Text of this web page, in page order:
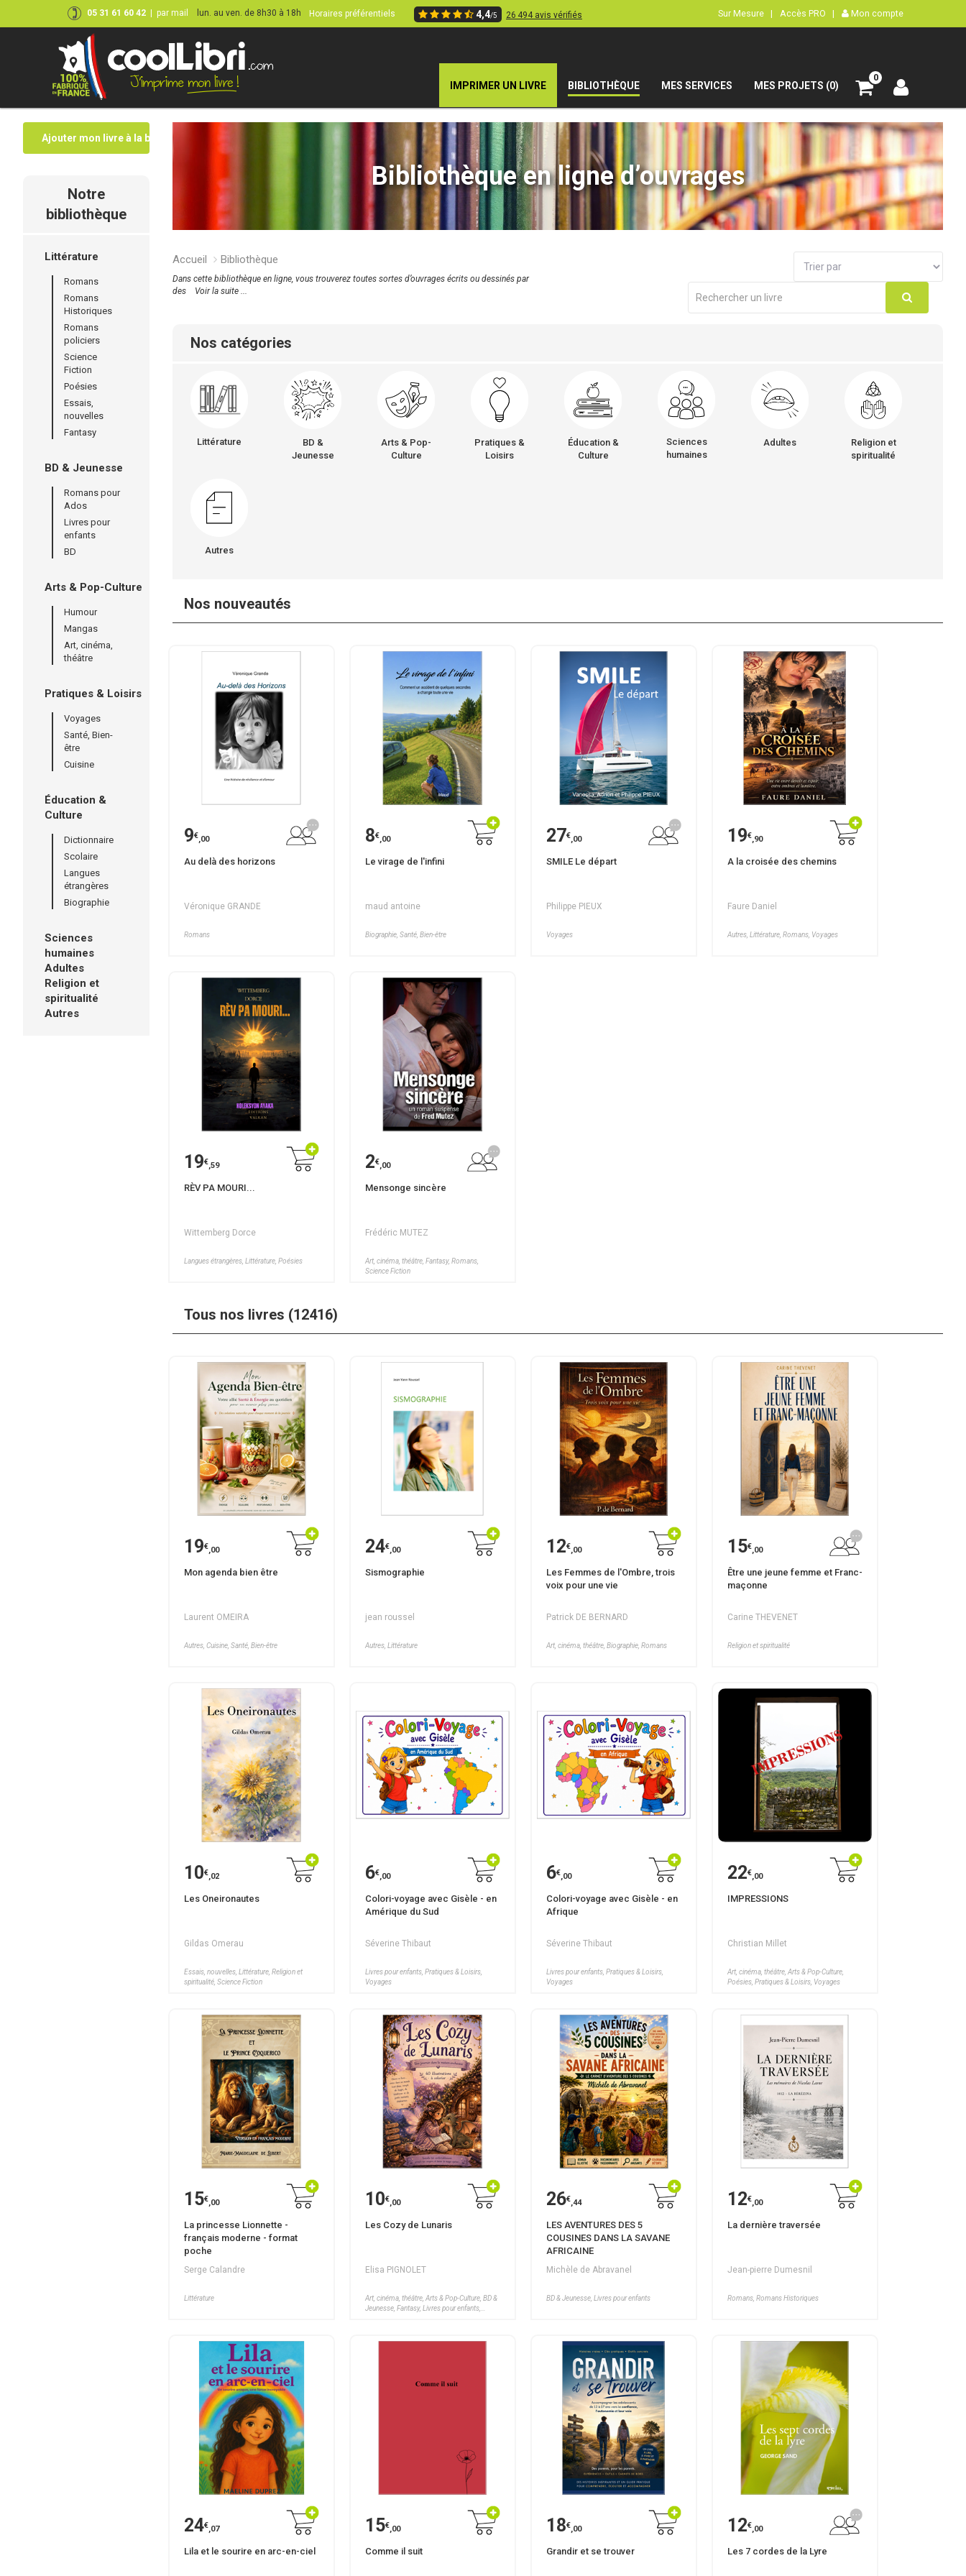
05 31 61 60 42 par mail lun. au ven. de 8h30 à 18h Horaires préférentiels 4,4/5 26 494 avis vérifiés Sur Mesure | Accès PRO | Mon compte
IMPRIMER UN LIVRE BIBLIOTHÈQUE MES SERVICES MES PROJETS (0)
0
Ajouter mon livre à la bibliothèque
Notre
bibliothèque
Littérature
Romans
Romans
Historiques
Romans
policiers
Science
Fiction
Poésies
Essais,
nouvelles
Fantasy
BD & Jeunesse
Romans pour
Ados
Livres pour
enfants
BD
Arts & Pop-Culture
Humour
Mangas
Art, cinéma,
théâtre
Pratiques & Loisirs
Voyages
Santé, Bien-
être
Cuisine
Éducation &
Culture
Dictionnaire
Scolaire
Langues
étrangères
Biographie
Sciences
humaines
Adultes
Religion et
spiritualité
Autres
Bibliothèque en ligne d’ouvrages
Accueil Bibliothèque
Dans cette bibliothèque en ligne, vous trouverez toutes sortes d’ouvrages écrits ou dessinés par
des
Voir la suite ...
Nos catégories
Littérature
BD &
Jeunesse
Arts & Pop-
Culture
Pratiques &
Loisirs
Éducation &
Culture
Sciences
humaines
Adultes
Religion et
spiritualité
Autres
Nos nouveautés
9€,00
Au delà des horizons
Véronique GRANDE
Romans
8€,00
Le virage de l'infini
maud antoine
Biographie, Santé, Bien-être
27€,00
SMILE Le départ
Philippe PIEUX
Voyages
19€,90
A la croisée des chemins
Faure Daniel
Autres, Littérature, Romans, Voyages
19€,59
RÈV PA MOURI...
Wittemberg Dorce
Langues étrangères, Littérature, Poésies
2€,00
Mensonge sincère
Frédéric MUTEZ
Art, cinéma, théâtre, Fantasy, Romans,
Science Fiction
Tous nos livres (12416)
19€,00
Mon agenda bien être
Laurent OMEIRA
Autres, Cuisine, Santé, Bien-être
24€,00
Sismographie
jean roussel
Autres, Littérature
12€,00
Les Femmes de l'Ombre, trois
voix pour une vie
Patrick DE BERNARD
Art, cinéma, théâtre, Biographie, Romans
15€,00
Être une jeune femme et Franc-
maçonne
Carine THEVENET
Religion et spiritualité
10€,02
Les Oneironautes
Gildas Omerau
Essais, nouvelles, Littérature, Religion et
spiritualité, Science Fiction
6€,00
Colori-voyage avec Gisèle - en
Amérique du Sud
Séverine Thibaut
Livres pour enfants, Pratiques & Loisirs,
Voyages
6€,00
Colori-voyage avec Gisèle - en
Afrique
Séverine Thibaut
Livres pour enfants, Pratiques & Loisirs,
Voyages
22€,00
IMPRESSIONS
Christian Millet
Art, cinéma, théâtre, Arts & Pop-Culture,
Poésies, Pratiques & Loisirs, Voyages
15€,00
La princesse Lionnette -
français moderne - format
poche
Serge Calandre
Littérature
10€,00
Les Cozy de Lunaris
Elisa PIGNOLET
Art, cinéma, théâtre, Arts & Pop-Culture, BD &
Jeunesse, Fantasy, Livres pour enfants,
26€,44
LES AVENTURES DES 5
COUSINES DANS LA SAVANE
AFRICAINE
Michèle de Abravanel
BD & Jeunesse, Livres pour enfants
12€,00
La dernière traversée
Jean-pierre Dumesnil
Romans, Romans Historiques
24€,07
Lila et le sourire en arc-en-ciel
15€,00
Comme il suit
18€,00
Grandir et se trouver
12€,00
Les 7 cordes de la Lyre